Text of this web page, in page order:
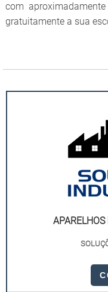
com
gratuitamente a sua